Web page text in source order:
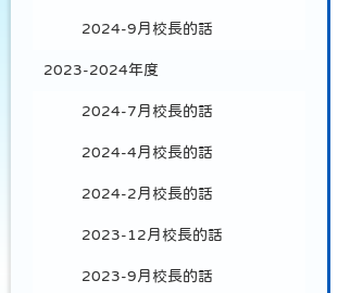
2024-9月校長的話
2023-2024年度
2024-7月校長的話
2024-4月校長的話
2024-2月校長的話
2023-12月校長的話
2023-9月校長的話